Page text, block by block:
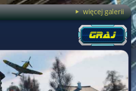
więcej galerii